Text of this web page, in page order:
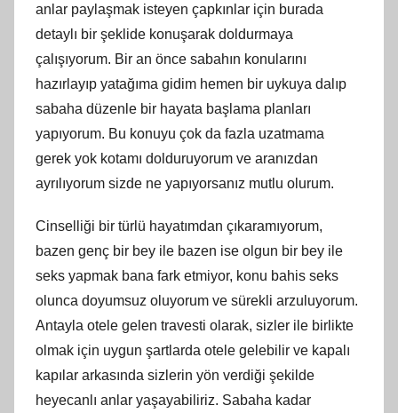
anlar paylaşmak isteyen çapkınlar için burada
detaylı bir şeklide konuşarak doldurmaya
çalışıyorum. Bir an önce sabahın konularını
hazırlayıp yatağıma gidim hemen bir uykuya dalıp
sabaha düzenle bir hayata başlama planları
yapıyorum. Bu konuyu çok da fazla uzatmama
gerek yok kotamı dolduruyorum ve aranızdan
ayrılıyorum sizde ne yapıyorsanız mutlu olurum.
Cinselliği bir türlü hayatımdan çıkaramıyorum,
bazen genç bir bey ile bazen ise olgun bir bey ile
seks yapmak bana fark etmiyor, konu bahis seks
olunca doyumsuz oluyorum ve sürekli arzuluyorum.
Antayla otele gelen travesti olarak, sizler ile birlikte
olmak için uygun şartlarda otele gelebilir ve kapalı
kapılar arkasında sizlerin yön verdiği şekilde
heyecanlı anlar yaşayabiliriz. Sabaha kadar